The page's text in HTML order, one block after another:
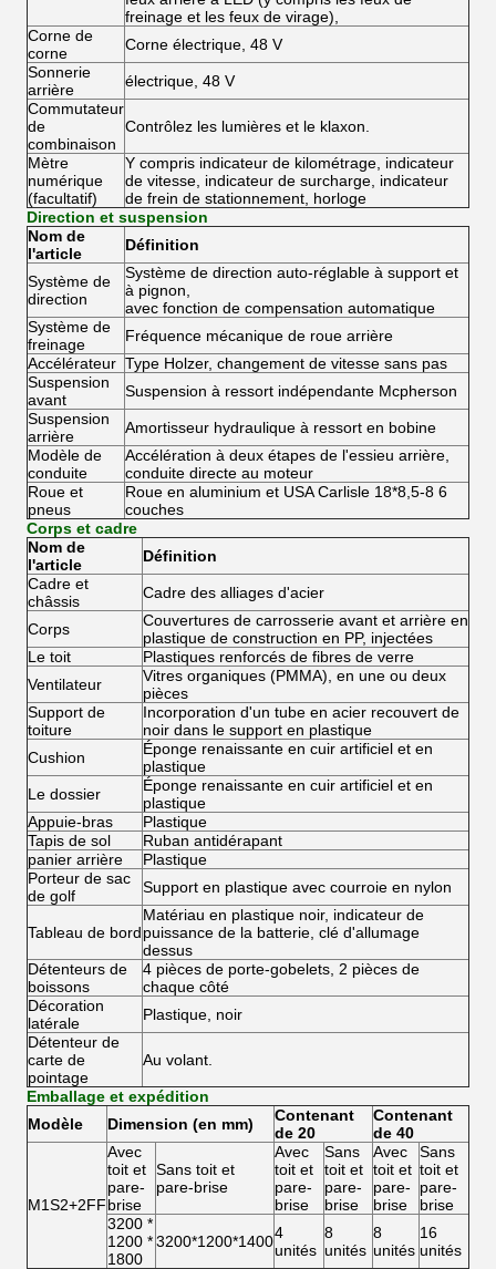
freinage et les feux de virage),
Corne de
corne
Corne électrique, 48 V
Sonnerie
arrière
électrique, 48 V
Commutateur
de
combinaison
Contrôlez les lumières et le klaxon.
Mètre
numérique
(facultatif)
Y compris indicateur de kilométrage, indicateur
de vitesse, indicateur de surcharge, indicateur
de frein de stationnement, horloge
Direction et suspension
Nom de
l'article
Définition
Système de
direction
Système de direction auto-réglable à support et
à pignon,
avec fonction de compensation automatique
Système de
freinage
Fréquence mécanique de roue arrière
Accélérateur Type Holzer, changement de vitesse sans pas
Suspension
avant
Suspension à ressort indépendante Mcpherson
Suspension
arrière
Amortisseur hydraulique à ressort en bobine
Modèle de
conduite
Accélération à deux étapes de l'essieu arrière,
conduite directe au moteur
Roue et
pneus
Roue en aluminium et USA Carlisle 18*8,5-8 6
couches
Corps et cadre
Nom de
l'article
Définition
Cadre et
châssis
Cadre des alliages d'acier
Corps
Couvertures de carrosserie avant et arrière en
plastique de construction en PP, injectées
Le toit
Plastiques renforcés de fibres de verre
Ventilateur
Vitres organiques (PMMA), en une ou deux
pièces
Support de
toiture
Incorporation d'un tube en acier recouvert de
noir dans le support en plastique
Cushion
Éponge renaissante en cuir artificiel et en
plastique
Le dossier
Éponge renaissante en cuir artificiel et en
plastique
Appuie-bras
Plastique
Tapis de sol
Ruban antidérapant
panier arrière
Plastique
Porteur de sac
de golf
Support en plastique avec courroie en nylon
Tableau de bord
Matériau en plastique noir, indicateur de
puissance de la batterie, clé d'allumage
dessus
Détenteurs de
boissons
4 pièces de porte-gobelets, 2 pièces de
chaque côté
Décoration
latérale
Plastique, noir
Détenteur de
carte de
pointage
Au volant.
Emballage et expédition
Modèle
Dimension (en mm)
Contenant
de 20
Contenant
de 40
M1S2+2FF
Avec
toit et
pare-
brise
Sans toit et
pare-brise
Avec
toit et
pare-
brise
Sans
toit et
pare-
brise
Avec
toit et
pare-
brise
Sans
toit et
pare-
brise
3200 *
1200 *
1800
3200*1200*14004
unités
8
unités
8
unités
16
unités